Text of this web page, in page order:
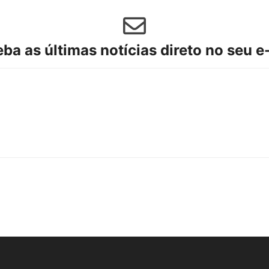
as últimas notícias direto no seu